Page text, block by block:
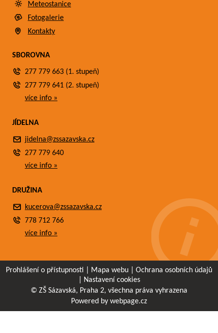
Meteostanice
Fotogalerie
Kontakty
SBOROVNA
277 779 663 (1. stupeň)
277 779 641 (2. stupeň)
více info »
JÍDELNA
jidelna@zssazavska.cz
277 779 640
více info »
DRUŽINA
kucerova@zssazavska.cz
778 712 766
více info »
Prohlášení o přístupnosti Mapa webu
Ochrana osobních údajů
Nastavení cookies
© ZŠ Sázavská, Praha 2, všechna práva vyhrazena
Powered by webpage.cz